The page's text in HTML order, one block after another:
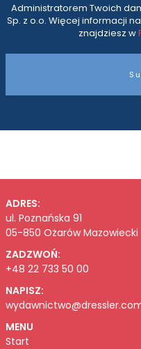
Administratorem Twoich
Sp. z o.o. Więcej informacji
znajdziesz w
ADRES:
ul. Poznańska 91
05-850 Ożarów Mazowiecki
ZADZWOŃ:
+48 22 733 50 00
NAPISZ:
MENU
Start